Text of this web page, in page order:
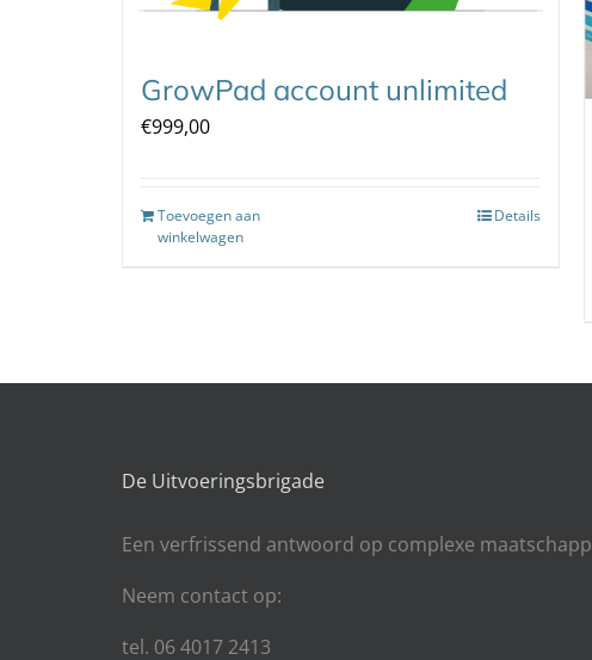
GrowPad account unlimited
€999,00
Toevoegen aan
winkelwagen
Details
De Uitvoeringsbrigade
Een verfrissend antwoord op complexe
Neem contact op:
tel. 06 4017 2413